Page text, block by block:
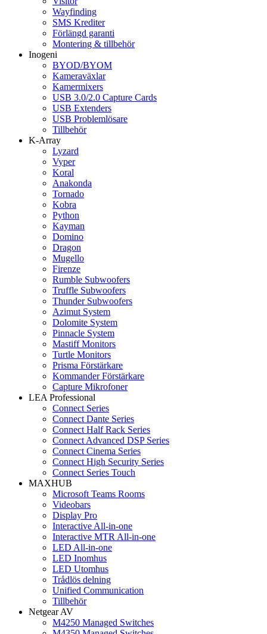
Wayfinding
SMS Krediter
Förlängd garanti
Montering & tillbehör
Inogeni
BYOD/BYOM
Kameraväxlar
Kamermixers
USB 3.0/2.0 Capture Cards
USB Extenders
USB Problemlösare
Tillbehör
K-Array
Lyzard
Vyper
Koral
Anakonda
Tornado
Kobra
Python
Kayman
Domino
Dragon
Mugello
Firenze
Rumble Subwoofers
Truffle Subwoofers
Thunder Subwoofers
Azimut System
Dolomite System
Pinnacle System
Mastiff Monitors
Turtle Monitors
Prisma Förstärkare
Kommander Förstärkare
Capture Mikrofoner
LEA Professional
Connect Series
Connect Dante Series
Connect Half Rack Series
Connect Advanced DSP Series
Connect Cinema Series
Connect High Security Series
Connect Series Touch
MAXHUB
Microsoft Teams Rooms
Videobars
Display Pro
Interactive All-in-one
Interactive MTR All-in-one
LED All-in-one
LED Inomhus
LED Utomhus
Trådlös delning
Unified Communication
Tillbehör
Netgear AV
M4250 Managed Switches